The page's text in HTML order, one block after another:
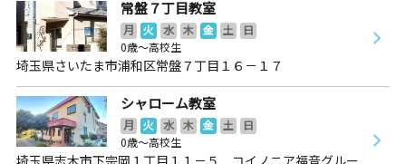
常盤７丁目教室
月 火 水 木 金 土
日
0歳～高校生
埼玉県さいたま市浦和区常盤７丁目１６－１７
シャローム教室
月 火 水 木 金 土
日
0歳～高校生
埼玉県志木市下宗岡１丁目１１－５ コイノニア福音グルー